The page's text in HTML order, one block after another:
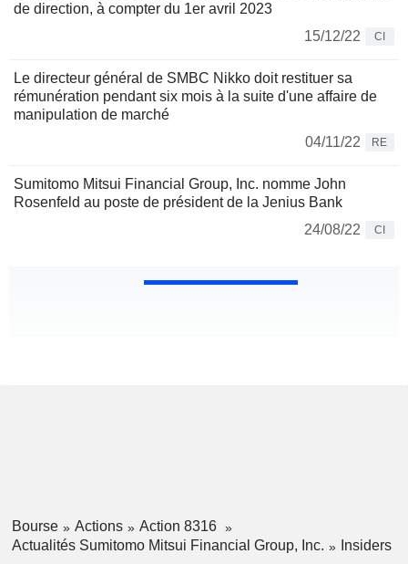
de direction, à compter du 1er avril 2023
15/12/22
CI
Le directeur général de SMBC Nikko doit restituer sa
rémunération pendant six mois à la suite d'une affaire de
manipulation de marché
04/11/22
RE
Sumitomo Mitsui Financial Group, Inc. nomme John
Rosenfeld au poste de président de la Jenius Bank
24/08/22
CI
Bourse Actions
Action 8316
Actualités Sumitomo Mitsui Financial Group, Inc.
Insiders